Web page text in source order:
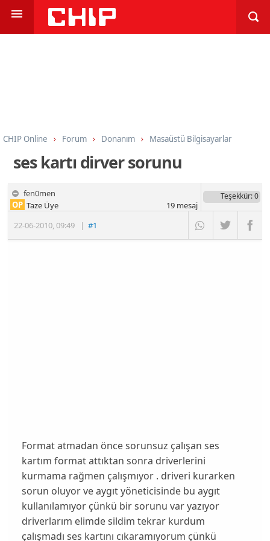
CHIP Online Forum Donanım Masaüstü Bilgisayarlar
ses kartı dirver sorunu
fen0men
22-06-2010,09:49 |#1
OP Taze Üye
Teşekkür: 0
19mesaj
Format atmadan önce sorunsuz çalışan ses
kartım format attıktan sonra driverlerini
kurmama rağmen çalışmıyor . driveri kurarken
sorun oluyor ve aygıt yöneticisinde bu aygıt
kullanılamıyor çünkü bir sorunu var yazıyor
driverlarım elimde sildim tekrar kurdum
çalışmadı ses kartını cıkaramıyorum çünkü